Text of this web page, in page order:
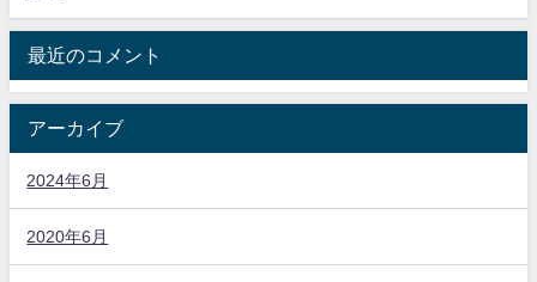
最近のコメント
アーカイブ
2024年6月
2020年6月